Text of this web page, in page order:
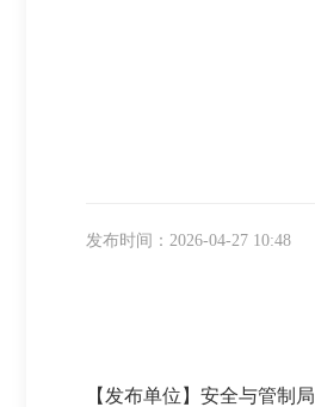
发布时间：2026-04-27 10:48
【发布单位】安全与管制局